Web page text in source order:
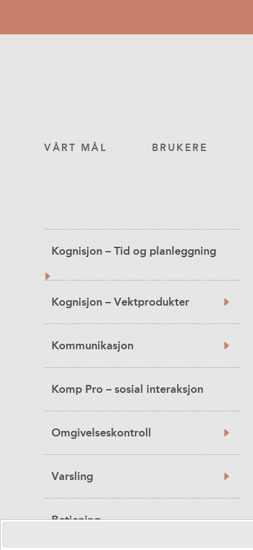
hovedinnhold
Main
VÅRT MÅL BRUKERE
Category
Kognisjon – Tid og planleggning
Kognisjon – Vektprodukter
Kommunikasjon
Komp Pro – sosial interaksjon
Omgivelseskontroll
Varsling
Betjening